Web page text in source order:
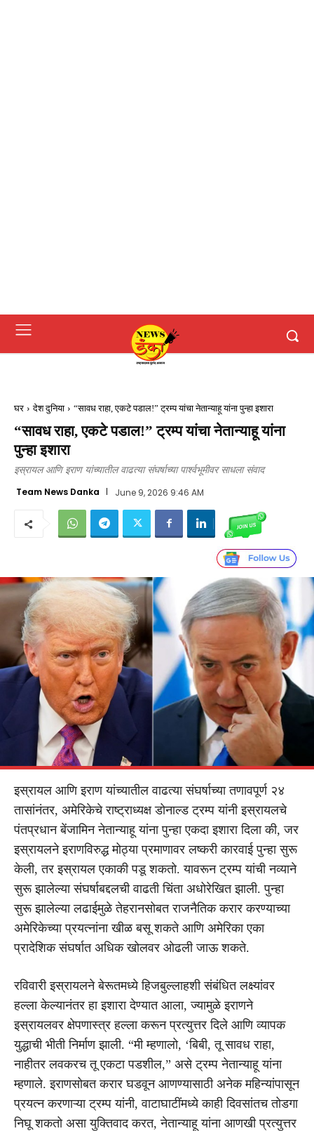
घर देश दुनिया “सावध राहा, एकटे पडाल!” ट्रम्प यांचा नेतान्याहू यांना पुन्हा इशारा
“सावध राहा, एकटे पडाल!” ट्रम्प यांचा नेतान्याहू यांना
पुन्हा इशारा
इस्रायल आणि इराण यांच्यातील वाढत्या संघर्षाच्या पार्श्वभूमीवर साधला संवाद
Team News Danka June 9, 2026 9:46 AM
इस्रायल आणि इराण यांच्यातील वाढत्या संघर्षाच्या तणावपूर्ण २४
तासांनंतर, अमेरिकेचे राष्ट्राध्यक्ष डोनाल्ड ट्रम्प यांनी इस्रायलचे
पंतप्रधान बेंजामिन नेतान्याहू यांना पुन्हा एकदा इशारा दिला की, जर
इस्रायलने इराणविरुद्ध मोठ्या प्रमाणावर लष्करी कारवाई पुन्हा सुरू
केली, तर इस्रायल एकाकी पडू शकतो. यावरून ट्रम्प यांची नव्याने
सुरू झालेल्या संघर्षाबद्दलची वाढती चिंता अधोरेखित झाली. पुन्हा
सुरू झालेल्या लढाईमुळे तेहरानसोबत राजनैतिक करार करण्याच्या
अमेरिकेच्या प्रयत्नांना खीळ बसू शकते आणि अमेरिका एका
प्रादेशिक संघर्षात अधिक खोलवर ओढली जाऊ शकते.
रविवारी इस्रायलने बेरूतमध्ये हिजबुल्लाहशी संबंधित लक्ष्यांवर
हल्ला केल्यानंतर हा इशारा देण्यात आला, ज्यामुळे इराणने
इस्रायलवर क्षेपणास्त्र हल्ला करून प्रत्युत्तर दिले आणि व्यापक
युद्धाची भीती निर्माण झाली. “मी म्हणालो, ‘बिबी, तू सावध राहा,
नाहीतर लवकरच तू एकटा पडशील,” असे ट्रम्प नेतान्याहू यांना
म्हणाले. इराणसोबत करार घडवून आणण्यासाठी अनेक महिन्यांपासून
प्रयत्न करणाऱ्या ट्रम्प यांनी, वाटाघाटींमध्ये काही दिवसांतच तोडगा
निघू शकतो असा युक्तिवाद करत, नेतान्याहू यांना आणखी प्रत्युत्तर